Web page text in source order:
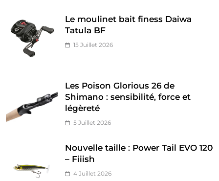
Le moulinet bait finess Daiwa
Tatula BF
15 Juillet 2026
Les Poison Glorious 26 de
Shimano : sensibilité, force et
légèreté
5 Juillet 2026
Nouvelle taille : Power Tail EVO 120
– Fiiish
4 Juillet 2026